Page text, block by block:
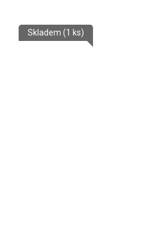
Skladem (1 ks)